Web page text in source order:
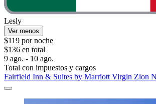
Lesly
Ver menos
$119 por noche
$136 en total
9 ago. - 10 ago.
Total con impuestos y cargos
Fairfield Inn & Suites by Marriott Virgin Zion